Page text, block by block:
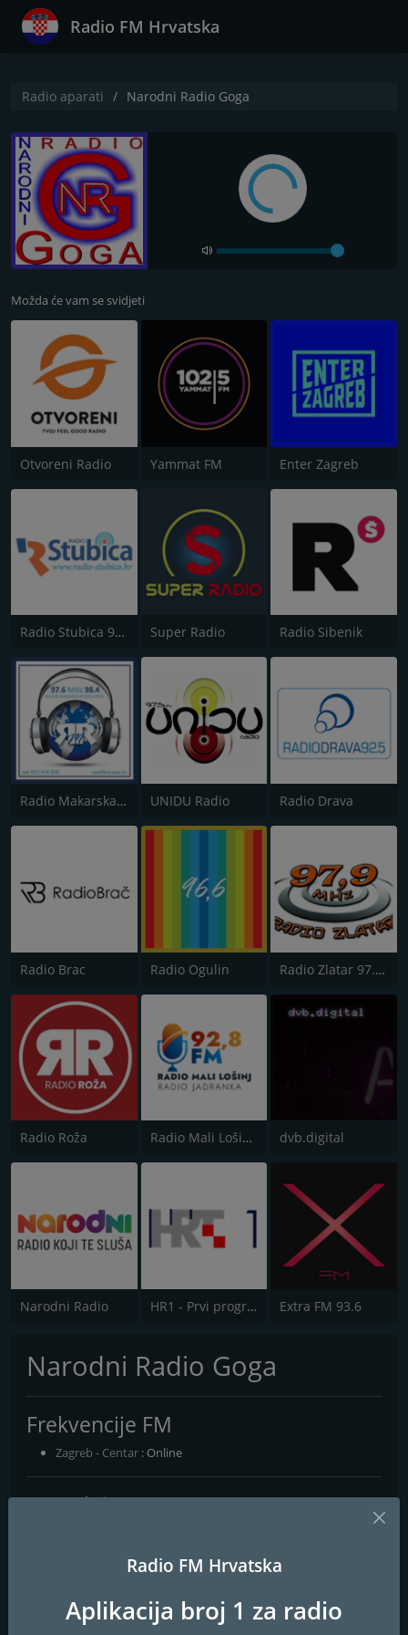
Radio FM Hrvatska
Radio aparati Narodni Radio Goga
Možda će vam se svidjeti
Otvoreni Radio Yammat FM Enter Zagreb
Radio Stubica 95.6 FM Super Radio Radio Sibenik
Radio Makarska Rivijera UNIDU Radio Radio Drava
Radio Brac Radio Ogulin Radio Zlatar 97.9 FM
Radio Roža Radio Mali Lošinj - Radio Jadranka dvb.digital
Narodni Radio HR1 - Prvi program Extra FM 93.6
Narodni Radio Goga
Frekvencije FM
Zagreb - Centar : Online
Kontakti
Donja Dedina 1 48267 Sveti Petar Orehovec
dkelemi@gmail.com
Radio FM Hrvatska
Aplikacija broj 1 za radio